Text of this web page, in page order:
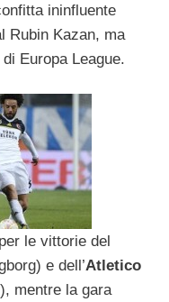
ininfluente
Rubin Kazan, ma
Europa League.
le vittorie del
e dell’Atletico
mentre la gara